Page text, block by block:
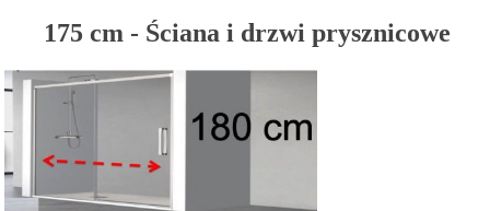
175 cm - Ściana i drzwi prysznicowe